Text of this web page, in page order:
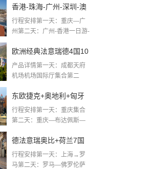
香港-珠海-广州-深圳-澳
门-港珠澳大桥5日游
行程安排第一天：重庆—广
州第二天：广州-香港一日游-
欧洲经典法意瑞德4国10
日游
产品详情第一天：成都天府
机场机场国际厅集合第二
东欧捷克+奥地利+匈牙
利+斯洛文尼亚10天游
行程安排第一天：重庆集合
第二天：重庆—布达佩斯—
德法意瑞奥比+荷兰7国
12天游
行程安排第一天：上海→罗
马第二天：罗马—佛罗伦萨